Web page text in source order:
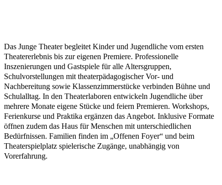
Das Junge Theater begleitet Kinder und Jugendliche vom ersten
Theatererlebnis bis zur eigenen Premiere. Professionelle
Inszenierungen und Gastspiele für alle Altersgruppen,
Schulvorstellungen mit theaterpädagogischer Vor- und
Nachbereitung sowie Klassenzimmerstücke verbinden Bühne und
Schulalltag. In den Theaterlaboren entwickeln Jugendliche über
mehrere Monate eigene Stücke und feiern Premieren. Workshops,
Ferienkurse und Praktika ergänzen das Angebot. Inklusive Formate
öffnen zudem das Haus für Menschen mit unterschiedlichen
Bedürfnissen. Familien finden im „Offenen Foyer“ und beim
Theaterspielplatz spielerische Zugänge, unabhängig von
Vorerfahrung.